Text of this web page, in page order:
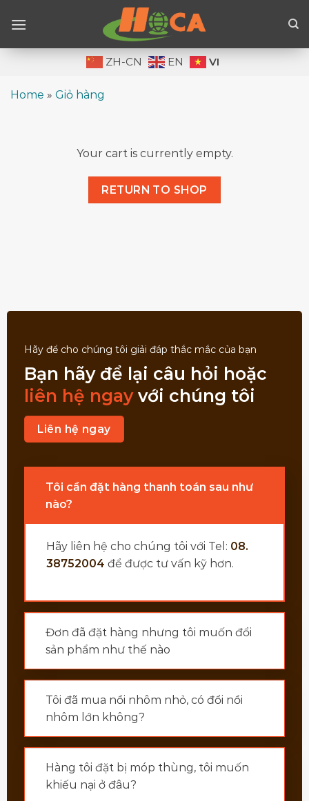
ZH-CN
EN VI
Home » Giỏ hàng
Your cart is currently empty.
RETURN TO SHOP
Hãy để cho chúng tôi giải đáp thắc mắc của bạn
Bạn hãy để lại câu hỏi hoặc
liên hệ ngayvới chúng tôi
Liên hệ ngay
Tôi cần đặt hàng thanh toán sau như
nào?
Hãy liên hệ cho chúng tôi với Tel: 08.
38752004 để được tư vấn kỹ hơn.
Đơn đã đặt hàng nhưng tôi muốn đổi
sản phẩm như thế nào
Tôi đã mua nồi nhôm nhỏ, có đổi nồi
nhôm lớn không?
Hàng tôi đặt bị móp thùng, tôi muốn
khiếu nại ở đâu?